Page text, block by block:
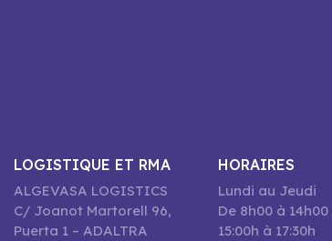
LOGISTIQUE ET RMA
ALGEVASA LOGISTICS
C/ Joanot Martorell 96,
Puerta 1 – ADALTRA
HORAIRES
Lundi au Jeudi
De 8h00 à
15:00h à 17:30h